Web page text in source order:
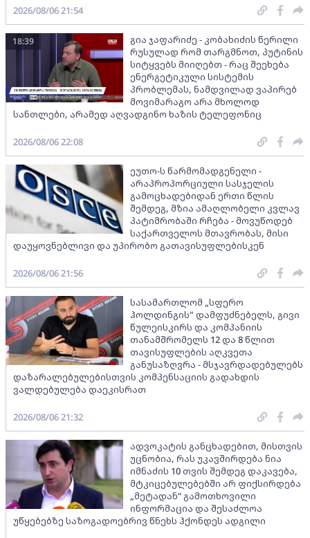
2026/08/06 21:54
გია ჯაფარიძე - კობახიძის წერილი
რუსულად რომ თარგმნოთ, პუტინის
სიტყვებს მიიღებთ - რაც შეეხება
ენერგეტიკული სისტემის
პრობლემას, ნამდვილად ვაპირებ
მოვიმარაგო არა მხოლოდ
სანთლები, არამედ აღვადგინო ხაზის ტელეფონიც
18:39
2026/08/06 22:08
ეუთო-ს წარმომადგენელი -
არაპროპორციული სასჯელის
გამოცხადებიდან ერთი წლის
შემდეგ, მზია ამაღლობელი კვლავ
პატიმრობაში რჩება - მოვუწოდებ
საქართველოს მთავრობას, მისი
დაუყოვნებლივი და უპირობო გათავისუფლებისკენ
2026/08/06 21:56
სასამართლომ „სფერო
ჰოლდინგის" დამფუძნებელს, გივი
წულეისკირს და კომპანიის
თანამშრომელს 12 და 8 წლით
თავისუფლების აღკვეთა
განუსაზღვრა - მსჯავრდადებულებს
დაზარალებულებისთვის კომპენსაციის გადახდის
ვალდებულება დაეკისრათ
2026/08/06 21:32
ადვოკატის განცხადებით, მისთვის
უცნობია, რას უკავშირდება ნია
იმნაძის 10 თვის შემდეგ დაკავება,
მტკიცებულებებში არ ფიქსირდება
„მეტადან“ გამოთხოვილი
ინფორმაცია და შესაძლოა
უწყებებზე საზოგადოებრივ წნეხს ჰქონდეს ადგილი